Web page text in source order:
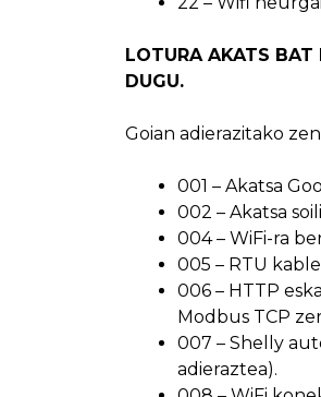
LOTURA AKATS BAT
DUGU.
Goian adierazitako
001 – Akatsa
002 – Akatsa
004 – WiFi-ra
005 – RTU
006 – HTTP
Modbus TCP
007 – Shelly
adieraztea).